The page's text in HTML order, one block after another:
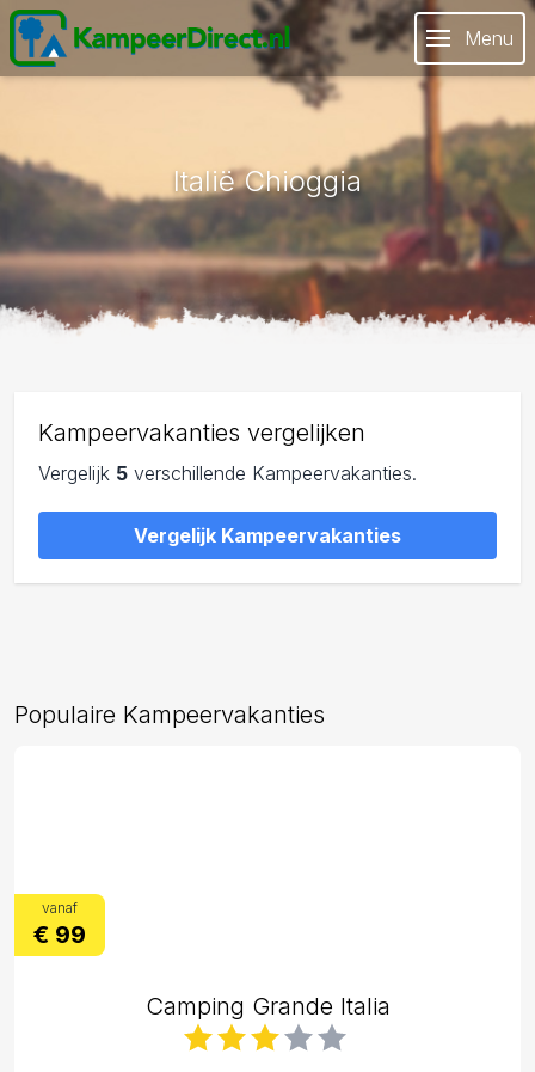
Menu
Italië Chioggia
Kampeervakanties vergelijken
Vergelijk 5 verschillende Kampeervakanties.
Vergelijk Kampeervakanties
Populaire Kampeervakanties
vanaf
€ 99
Camping Grande Italia